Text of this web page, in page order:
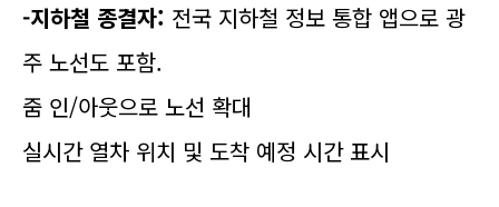
-지하철 종결자: 전국 지하철 정보 통합 앱으로 광
주 노선도 포함.
줌 인/아웃으로 노선 확대
실시간 열차 위치 및 도착 예정 시간 표시